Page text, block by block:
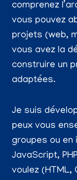
comprenez
vous pouvez
projets (web,
vous avez la
construire un
adaptées.
Je suis
peux vous
groupes ou en
JavaScript,
voulez (HTML,